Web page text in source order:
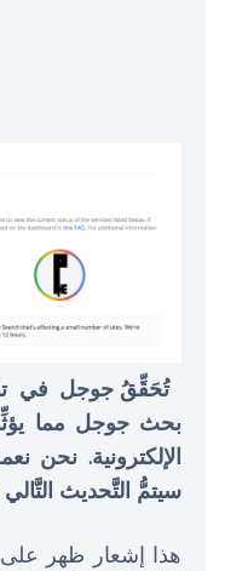
تُحَقِّقُ جوجل في
بحث جوجل مما
الإلكترونية. نحن
سيتمُّ التَّحديث التَّالي خلال
هذا إشعار ظهر على